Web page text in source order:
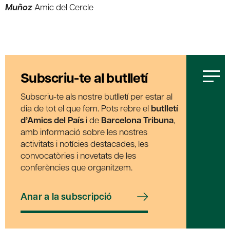
Muñoz Amic del Cercle
Subscriu-te al butlletí
Subscriu-te als nostre butlletí per estar al
dia de tot el que fem. Pots rebre el butlletí
d’Amics del País i de Barcelona Tribuna,
amb informació sobre les nostres
activitats i notícies destacades, les
convocatòries i novetats de les
conferències que organitzem.
Anar a la subscripció